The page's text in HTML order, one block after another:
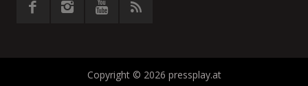
Copyright © 2026 pressplay.at